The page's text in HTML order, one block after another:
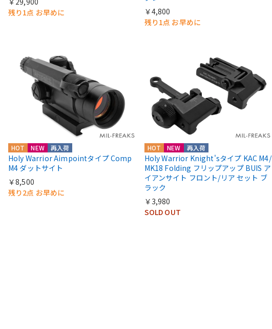
残り1点 お早めに
￥4,800
残り1点 お早めに
HOT NEW 再入荷
Holy Warrior Aimpointタイプ Comp
M4 ダットサイト
￥8,500
残り2点 お早めに
HOT NEW 再入荷
Holy Warrior Knight'sタイプ KAC M4/
MK18 Folding フリップアップ BUIS ア
イアンサイト フロント/リア セット ブ
ラック
￥3,980
SOLD OUT